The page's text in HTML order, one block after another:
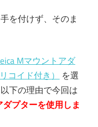
を付けず、そのま
Mマウントアダ
イド付き）
を選
下の理由で今回は
プターを使用しま